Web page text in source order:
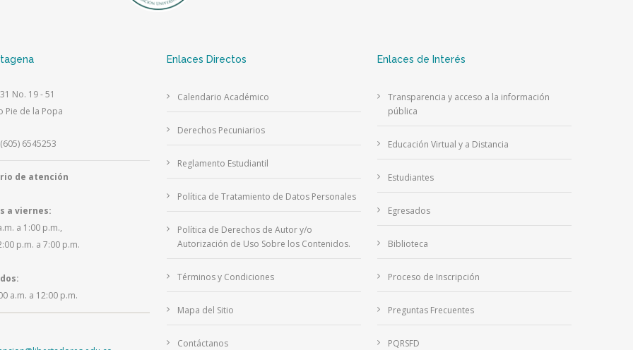
No. 19 - 51
Pie de la Popa
(605) 6545253
de atención
a viernes:
a 1:00 p.m.,
p.m. a 7:00 p.m.
a.m. a 12:00 p.m.
Enlaces Directos
Calendario Académico
Derechos Pecuniarios
Reglamento Estudiantil
Política de Tratamiento de Datos Personales
Política de Derechos de Autor y/o
Autorización de Uso Sobre los Contenidos.
Términos y Condiciones
Mapa del Sitio
Contáctanos
Enlaces de Interés
Transparencia y acceso a la información
pública
Educación Virtual y a Distancia
Estudiantes
Egresados
Biblioteca
Proceso de Inscripción
Preguntas Frecuentes
PQRSFD